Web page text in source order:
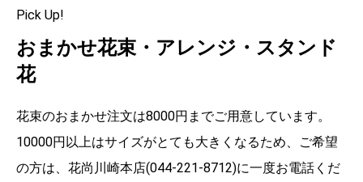
いたしました。
2025/01/10 お客様からお誕生日祝い用アレンジメン
トのご注文をいただき、群馬県前橋市へヤマト便に
て配送いたしました。
だき、川崎区「日航ホテル」に配達いたしました。
トのご注文をいただき、川崎市幸区へヤマト便にて
配送いたしました。
2023/07/23 お客様から開店祝い用アレンジメントの
Pick Up!
おまかせ花束・アレンジ・スタンド
花
花束のおまかせ注文は8000円までご用意しています。
10000円以上はサイズがとても大きくなるため、ご希望
の方は、花尚川崎本店(044-221-8712)に一度お電話くだ